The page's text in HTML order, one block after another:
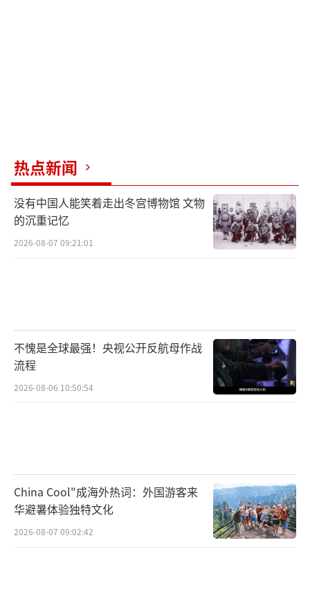
热点新闻
没有中国人能笑着走出冬宫博物馆 文物
的沉重记忆
2026-08-07 09:21:01
不愧是全球最强！央视公开反航母作战
流程
2026-08-06 10:50:54
China Cool"成海外热词：外国游客来
华避暑体验独特文化
2026-08-07 09:02:42